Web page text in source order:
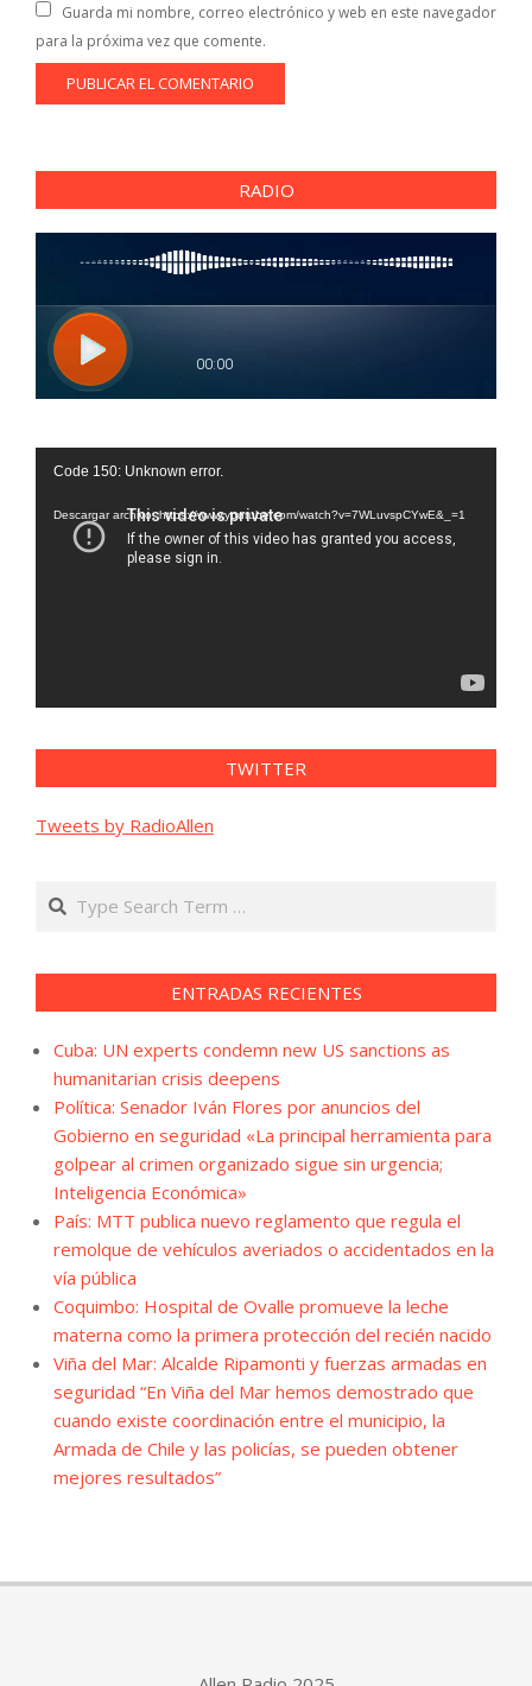
Guarda mi nombre, correo electrónico y web en este navegador
para la próxima vez que comente.
RADIO
Reproductor
vídeo
Code 150: Unknown error.
Descargar archivo: https://www.youtube.com/watch?v=7WLuvspCYwE&_=1
TWITTER
Tweets by RadioAllen
Search
ENTRADAS RECIENTES
Cuba: UN experts condemn new US sanctions as
humanitarian crisis deepens
Política: Senador Iván Flores por anuncios del
Gobierno en seguridad «La principal herramienta para
golpear al crimen organizado sigue sin urgencia;
Inteligencia Económica»
País: MTT publica nuevo reglamento que regula el
remolque de vehículos averiados o accidentados en la
vía pública
Coquimbo: Hospital de Ovalle promueve la leche
materna como la primera protección del recién nacido
Viña del Mar: Alcalde Ripamonti y fuerzas armadas en
seguridad “En Viña del Mar hemos demostrado que
cuando existe coordinación entre el municipio, la
Armada de Chile y las policías, se pueden obtener
mejores resultados”